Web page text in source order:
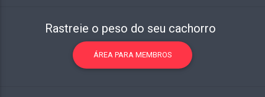
Rastreie o peso do seu cachorro
ÁREA PARA MEMBROS